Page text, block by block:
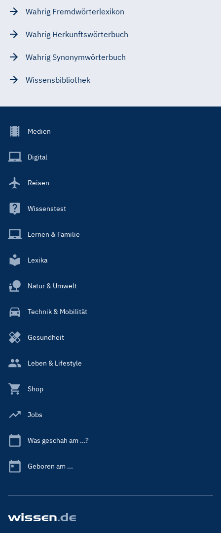
Wahrig Fremdwörterlexikon
Wahrig Herkunftswörterbuch
Wahrig Synonymwörterbuch
Wissensbibliothek
Footer
Main
Medien
Digital
Reisen
Wissenstest
Lernen & Familie
Lexika
Natur & Umwelt
Technik & Mobilität
Gesundheit
Leben & Lifestyle
Shop
Jobs
Was geschah am ...?
Geboren am ...